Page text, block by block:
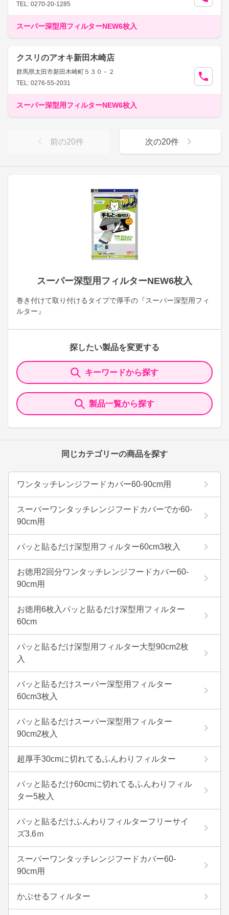
スーパー深型用フィルターNEW6枚入
巻き付けて取り付けるタイプで厚手の『スーパー深型用フィ
ルター』
探したい製品を変更する
キーワードから探す
製品一覧から探す
同じカテゴリーの商品を探す
ワンタッチレンジフードカバー60-90cm用
スーパーワンタッチレンジフードカバーでか60-
90cm用
パッと貼るだけ深型用フィルター60cm3枚入
お徳用2回分ワンタッチレンジフードカバー60-
90cm用
お徳用6枚入パッと貼るだけ深型用フィルター
60cm
パッと貼るだけ深型用フィルター大型90cm2枚
入
パッと貼るだけスーパー深型用フィルター
60cm3枚入
パッと貼るだけスーパー深型用フィルター
90cm2枚入
超厚手30cmに切れてるふんわりフィルター
パッと貼るだけ60cmに切れてるふんわりフィル
ター5枚入
パッと貼るだけふんわりフィルターフリーサイ
ズ3.6ｍ
スーパーワンタッチレンジフードカバー60-
90cm用
かぶせるフィルター
TEL: 0270-20-1285
スーパー深型用フィルターNEW6枚入
クスリのアオキ新田木崎店
群馬県太田市新田木崎町５３０－２
TEL: 0276-55-2031
スーパー深型用フィルターNEW6枚入
前の20件 次の20件